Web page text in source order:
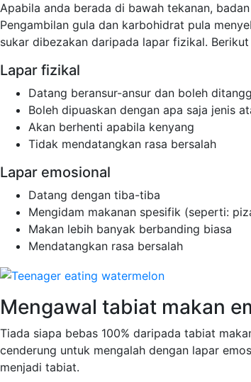
Apabila anda berada di bawah tekanan,
Pengambilan gula dan karbohidrat pula
sukar dibezakan daripada lapar fizikal.
Lapar fizikal
Datang beransur-ansur dan boleh
Boleh dipuaskan dengan apa saja jenis
Akan berhenti apabila kenyang
Tidak mendatangkan rasa bersalah
Lapar emosional
Datang dengan tiba-tiba
Mengidam makanan spesifik (seperti:
Makan lebih banyak berbanding biasa
Mendatangkan rasa bersalah
Mengawal tabiat makan
Tiada siapa bebas 100% daripada tabiat
cenderung untuk mengalah dengan lapar
menjadi tabiat.